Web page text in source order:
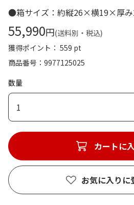
●箱サイズ：約縦26×横19×厚み
55,990円(送料別・税込)
獲得ポイント： 559 pt
商品番号
9977125025
数量
1
カートに
お気に入りに